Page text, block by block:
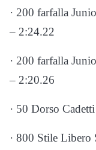
· 200 farfalla
– 2:24.22
· 200 farfalla
– 2:20.26
· 50 Dorso
· 800 Stile